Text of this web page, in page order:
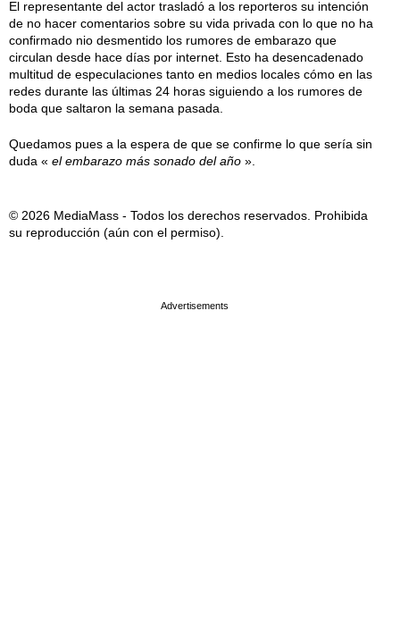
El representante del actor trasladó a los reporteros su intención
de no hacer comentarios sobre su vida privada con lo que no ha
confirmado nio desmentido los rumores de embarazo que
circulan desde hace días por internet. Esto ha desencadenado
multitud de especulaciones tanto en medios locales cómo en las
redes durante las últimas 24 horas siguiendo a los rumores de
boda que saltaron la semana pasada.
Quedamos pues a la espera de que se confirme lo que sería sin
duda « el embarazo más sonado del año ».
© 2026 MediaMass - Todos los derechos reservados. Prohibida
su reproducción (aún con el permiso).